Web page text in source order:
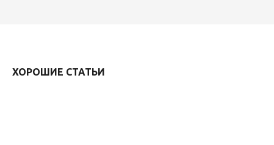
ХОРОШИЕ СТАТЬИ